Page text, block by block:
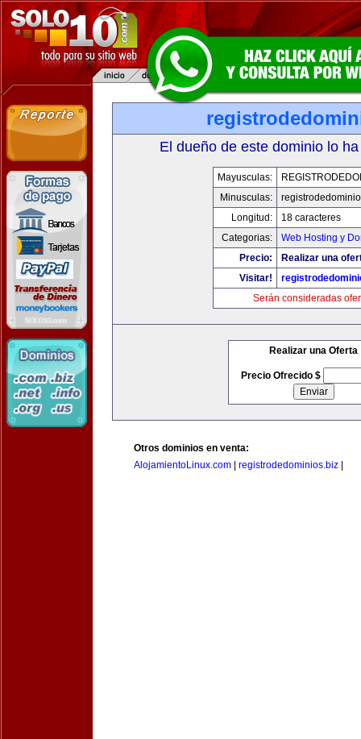
El dueño de este dominio lo
Mayusculas:
Minusculas:
Longitud:
18 caracteres
Categorias:
Web Hosting y
Precio:
Realizar una
Visitar!
Serán consideradas
Realizar una Oferta
Precio Ofrecido $
Otros dominios en venta:
AlojamientoLinux.com
registrodedominios.biz